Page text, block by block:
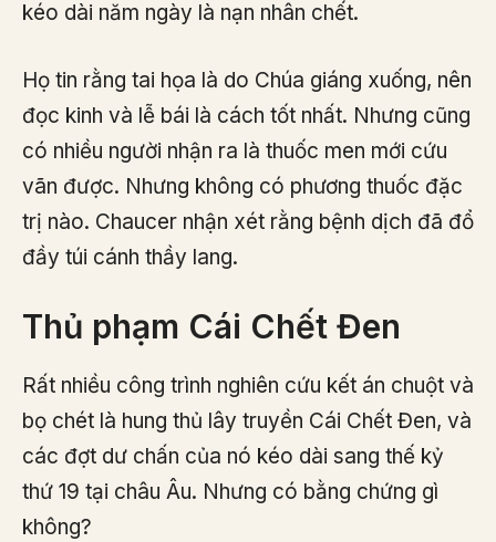
kéo dài năm ngày là nạn nhân chết.
Họ tin rằng tai họa là do Chúa giáng xuống, nên
đọc kinh và lễ bái là cách tốt nhất. Nhưng cũng
có nhiều người nhận ra là thuốc men mới cứu
vãn được. Nhưng không có phương thuốc đặc
trị nào. Chaucer nhận xét rằng bệnh dịch đã đổ
đầy túi cánh thầy lang.
Thủ phạm Cái Chết Đen
Rất nhiều công trình nghiên cứu kết án chuột và
bọ chét là hung thủ lây truyền Cái Chết Đen, và
các đợt dư chấn của nó kéo dài sang thế kỷ
thứ 19 tại châu Âu. Nhưng có bằng chứng gì
không?